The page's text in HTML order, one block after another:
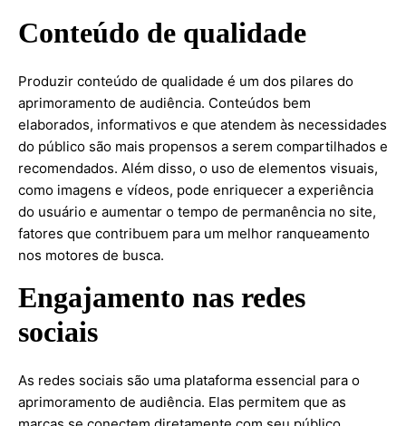
Conteúdo de qualidade
Produzir conteúdo de qualidade é um dos pilares do
aprimoramento de audiência. Conteúdos bem
elaborados, informativos e que atendem às necessidades
do público são mais propensos a serem compartilhados e
recomendados. Além disso, o uso de elementos visuais,
como imagens e vídeos, pode enriquecer a experiência
do usuário e aumentar o tempo de permanência no site,
fatores que contribuem para um melhor ranqueamento
nos motores de busca.
Engajamento nas redes
sociais
As redes sociais são uma plataforma essencial para o
aprimoramento de audiência. Elas permitem que as